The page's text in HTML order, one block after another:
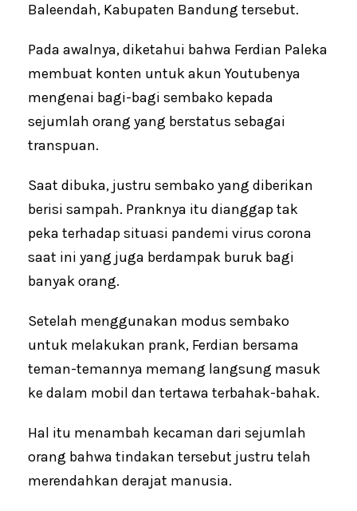
Baleendah, Kabupaten Bandung tersebut.
Pada awalnya, diketahui bahwa Ferdian Paleka
membuat konten untuk akun Youtubenya
mengenai bagi-bagi sembako kepada
sejumlah orang yang berstatus sebagai
transpuan.
Saat dibuka, justru sembako yang diberikan
berisi sampah. Pranknya itu dianggap tak
peka terhadap situasi pandemi virus corona
saat ini yang juga berdampak buruk bagi
banyak orang.
Setelah menggunakan modus sembako
untuk melakukan prank, Ferdian bersama
teman-temannya memang langsung masuk
ke dalam mobil dan tertawa terbahak-bahak.
Hal itu menambah kecaman dari sejumlah
orang bahwa tindakan tersebut justru telah
merendahkan derajat manusia.